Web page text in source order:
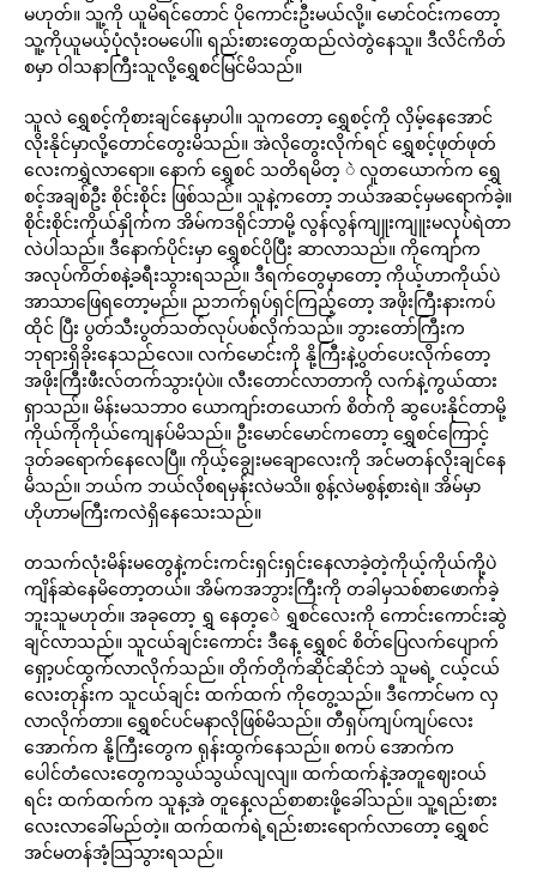
မဟုတ်။ သူ့ကို ယူမိရင်တောင် ပိုကောင်းဦးမယ်လို့။ မောင်ဝင်းကတော့
သူ့ကိုယူမယ့်ပုံလုံးဝမပေါ်။ ရည်းစားတွေထည်လဲတွဲနေသူ။ ဒီလိင်ကိတ်
စမှာ ဝါသနာကြီးသူလို့ရွှေစင်မြင်မိသည်။
သူလဲ ရွှေစင့်ကိုစားချင်နေမှာပါ။ သူကတော့ ရွှေစင့်ကို လှိမ့်နေအောင်
လိုးနိုင်မှာလို့တောင်တွေးမိသည်။ အဲလိုတွေးလိုက်ရင် ရွှေစင့်ဖုတ်ဖုတ်
လေးကရွှဲလာရော။ နောက် ရွှေစင် သတိရမိတ့ ဲ လူတယောက်က ရွှေ
စင့်အချစ်ဦး စိုင်းစိုင်း ဖြစ်သည်။ သူနဲ့ကတော့ ဘယ်အဆင့်မှမရောက်ခဲ့။
စိုင်းစိုင်းကိုယ်နှိုက်က အိမ်ကဒရိုင်ဘာမို့ လွန်လွန်ကျူးကျူးမလုပ်ရဲတာ
လဲပါသည်။ ဒီနောက်ပိုင်းမှာ ရွှေစင်ပိုပြီး ဆာလာသည်။ ကိုကျော်က
အလုပ်ကိတ်စနဲ့ခရီးသွားရသည်။ ဒီရက်တွေမှာတော့ ကိုယ့်ဟာကိုယ်ပဲ
အာသာဖြေရတော့မည်။ ညဘက်ရုပ်ရှင်ကြည့်တော့ အဖိုးကြီးနားကပ်
ထိုင် ပြီး ပွတ်သီးပွတ်သတ်လုပ်ပစ်လိုက်သည်။ ဘွားတော်ကြီးက
ဘုရားရှိခိုးနေသည်လေ။ လက်မောင်းကို နို့ကြီးနဲ့ပွတ်ပေးလိုက်တော့
အဖိုးကြီးဖီးလ်တက်သွားပုံပဲ။ လီးတောင်လာတာကို လက်နဲ့ကွယ်ထား
ရှာသည်။ မိန်းမသဘာ၀ ယောကျာ်းတယောက် စိတ်ကို ဆွပေးနိုင်တာမို့
ကိုယ်ကိုကိုယ်ကျေနပ်မိသည်။ ဦးမောင်မောင်ကတော့ ရွှေစင်ကြောင့်
ဒုတ်ခရောက်နေလေပြီ။ ကိုယ့်ချွေးမချောလေးကို အင်မတန်လိုးချင်နေ
မိသည်။ ဘယ်က ဘယ်လိုစရမှန်းလဲမသိ။ စွန့်လဲမစွန့်စားရဲ။ အိမ်မှာ
ဟိုဟာမကြီးကလဲရှိနေသေးသည်။
တသက်လုံးမိန်းမတွေနဲ့ကင်းကင်းရှင်းရှင်းနေလာခဲ့တဲ့ကိုယ့်ကိုယ်ကို့ပဲ
ကျိန်ဆဲနေမိတော့တယ်။ အိမ်ကအဘွားကြီးကို တခါမှသစ်စာဖောက်ခဲ့
ဘူးသူမဟုတ်။ အခုတော့ ရွှ နေတ့ေဲ ရွှစင်လေးကို ကောင်းကောင်းဆွဲ
ချင်လာသည်။ သူငယ်ချင်းကောင်း ဒီနေ့ ရွှေစင် စိတ်ပြေလက်ပျောက်
ရှော့ပင်ထွက်လာလိုက်သည်။ တိုက်တိုက်ဆိုင်ဆိုင်ဘဲ သူမရဲ့ ငယ့်ငယ်
လေးတုန်းက သူငယ်ချင်း ထက်ထက် ကိုတွေ့သည်။ ဒီကောင်မက လှ
လာလိုက်တာ။ ရွှေစင်ပင်မနာလိုဖြစ်မိသည်။ တီရှပ်ကျပ်ကျပ်လေး
အောက်က နို့ကြီးတွေက ရုန်းထွက်နေသည်။ စကပ် အောက်က
ပေါင်တံလေးတွေကသွယ်သွယ်လျလျ။ ထက်ထက်နဲ့အတူဈေးဝယ်
ရင်း ထက်ထက်က သူန့အဲ တူနေ့လည်စာစားဖို့ခေါ်သည်။ သူ့ရည်းစား
လေးလာခေါ်မည်တဲ့။ ထက်ထက်ရဲ့ရည်းစားရောက်လာတော့ ရွှေစင်
အင်မတန်အံ့သြသွားရသည်။